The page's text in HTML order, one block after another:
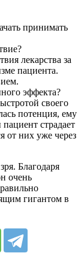
принимать
лекарства за
пациента.
эффекта?
своего
потенция, ему
страдает
от них уже через
Благодаря
очень
гигантом в